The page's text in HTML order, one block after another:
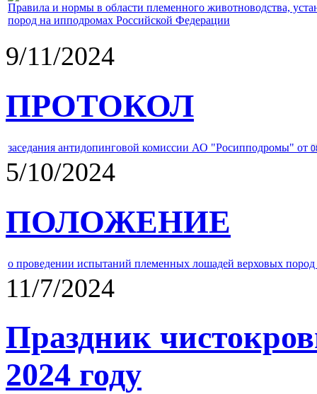
Правила и нормы в области племенного животноводства,
пород на ипподромах Российской Федерации
9/11/2024
ПРОТОКОЛ
заседания антидопинговой комиссии АО "Росипподромы" от
5/10/2024
ПОЛОЖЕНИЕ
о проведении испытаний племенных лошадей верховых
11/7/2024
Праздник
2024 году